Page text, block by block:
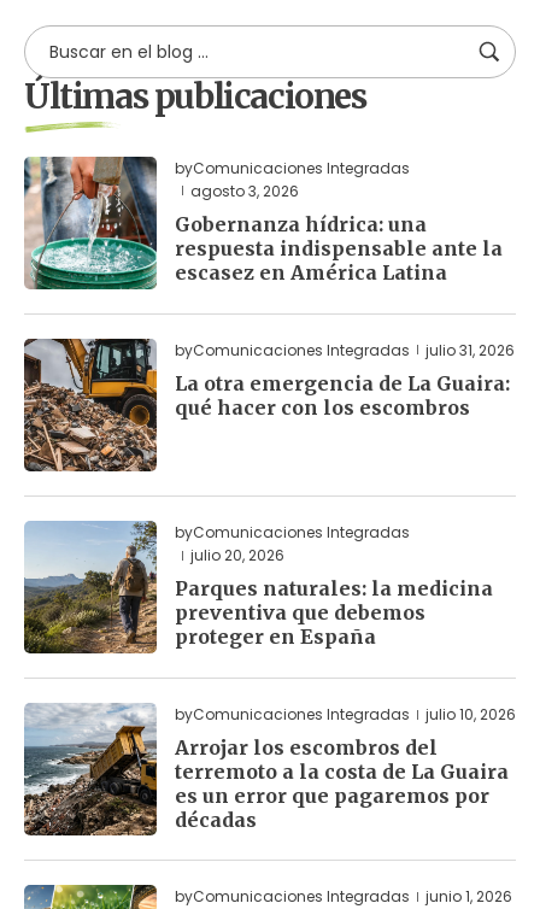
Últimas publicaciones
byComunicaciones Integradas
agosto 3, 2026
Gobernanza hídrica: una
respuesta indispensable ante la
escasez en América Latina
byComunicaciones Integradas julio 31, 2026
La otra emergencia de La Guaira:
qué hacer con los escombros
byComunicaciones Integradas
julio 20, 2026
Parques naturales: la medicina
preventiva que debemos
proteger en España
byComunicaciones Integradas julio 10, 2026
Arrojar los escombros del
terremoto a la costa de La Guaira
es un error que pagaremos por
décadas
byComunicaciones Integradas junio 1, 2026